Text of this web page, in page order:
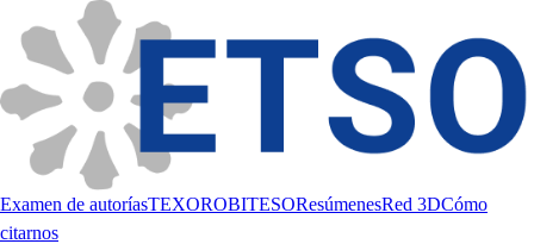
Examen de autoríasTEXOROBITESOResúmenesRed 3DCómo
citarnos